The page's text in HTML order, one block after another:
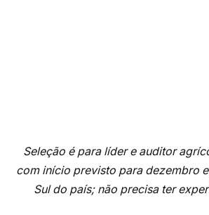
Seleção é para líder e auditor
com início previsto para dezembro
Sul do país; não precisa ter